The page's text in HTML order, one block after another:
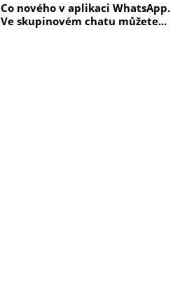
Co nového v aplikaci WhatsApp.
Ve skupinovém chatu můžete...